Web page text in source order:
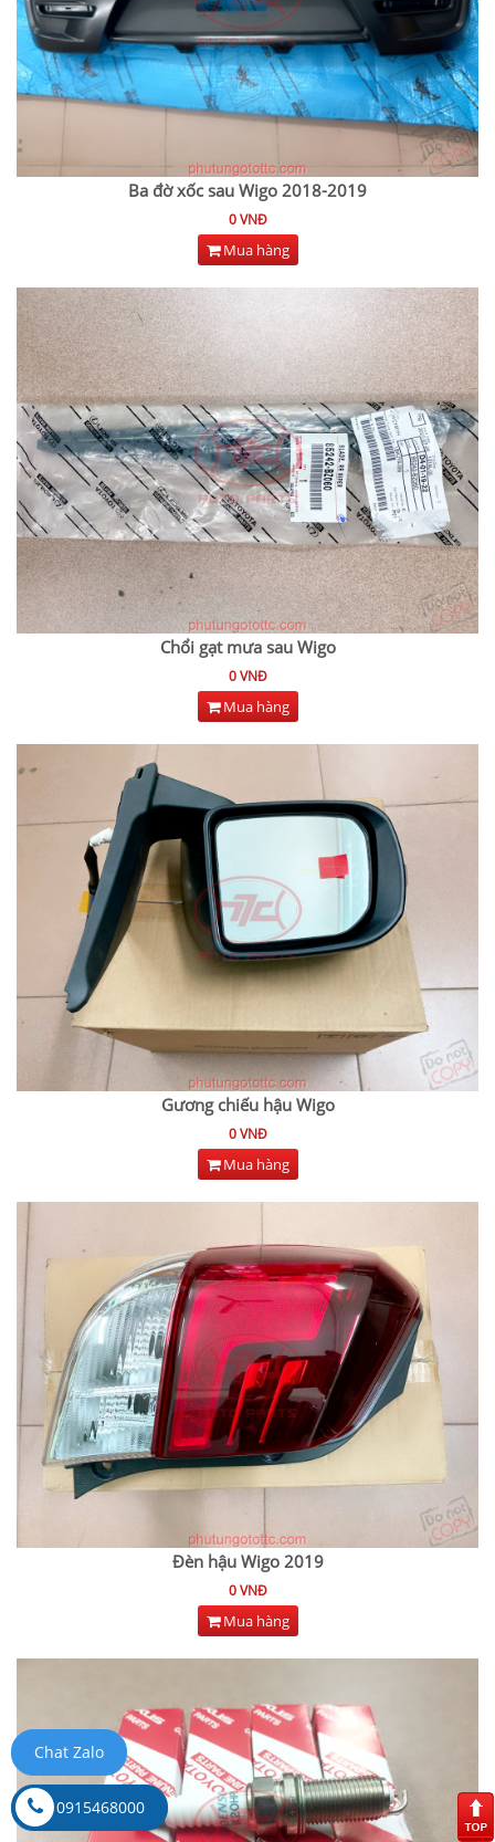
Ba đờ xốc sau Wigo 2018-2019
0 VNĐ
Mua hàng
Chổi gạt mưa sau Wigo
0 VNĐ
Mua hàng
Gương chiếu hậu Wigo
0 VNĐ
Mua hàng
Đèn hậu Wigo 2019
0 VNĐ
Mua hàng
Chat Zalo
0915468000